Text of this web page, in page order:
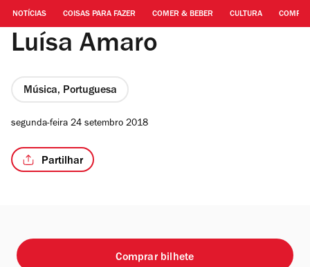
NOTÍCIAS COISAS PARA FAZER COMER & BEBER CULTURA
Luísa Amaro
Música, Portuguesa
segunda-feira 24 setembro 2018
Partilhar
Comprar bilhete